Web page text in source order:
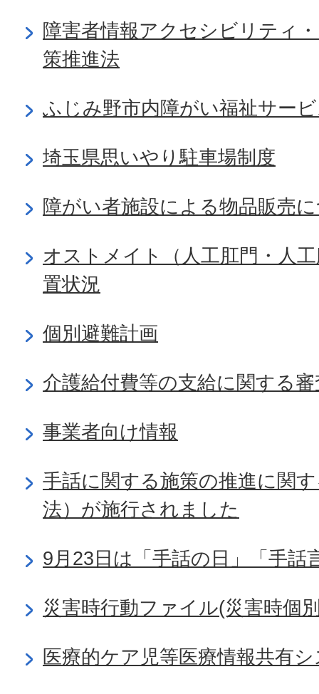
障害者情報アクセシビリティ
策推進法
ふじみ野市内障がい福祉サー
埼玉県思いやり駐車場制度
障がい者施設による物品販売
オストメイト（人工肛門・人
置状況
個別避難計画
介護給付費等の支給に関する
事業者向け情報
手話に関する施策の推進に関
法）が施行されました
9月23日は「手話の日」「手話
災害時行動ファイル(災害時個
医療的ケア児等医療情報共有